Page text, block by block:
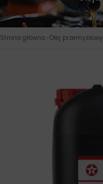
Strona główna › Olej przemysłowy